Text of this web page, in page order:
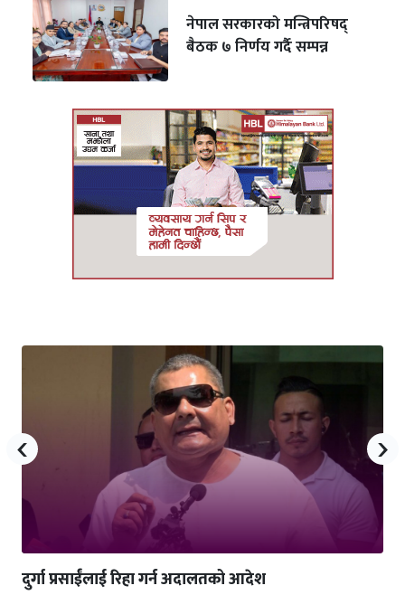
नेपाल सरकारको मन्त्रिपरिषद्
बैठक ७ निर्णय गर्दै सम्पन्न
दुर्गा प्रसाईंलाई रिहा गर्न अदालतको आदेश
‹ ›